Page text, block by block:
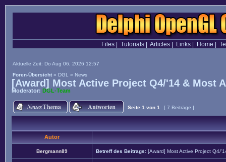
Files| Tutorials| Articles| Links| Home
Aktuelle Zeit: Do Aug 06, 2026 12:57
Foren-Übersicht » DGL » News
[Award] Most Active Project Q4/'14 & Most
Moderator: DGL-Team
Seite 1 von 1 [ 7 Beiträge ]
Autor
Bergmann89 Betreff des Beitrags: [Award] Most Active Project Q4/